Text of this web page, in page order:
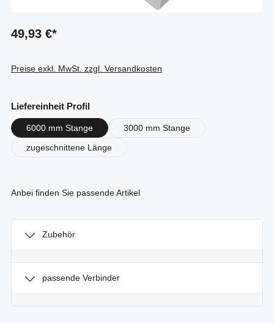
49,93 €*
Preise exkl. MwSt. zzgl. Versandkosten
Liefereinheit Profilauswählen
6000 mm Stange
3000 mm Stange
zugeschnittene Länge
Anbei finden Sie passende Artikel
Zubehör
passende Verbinder